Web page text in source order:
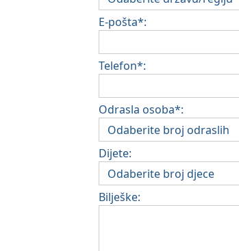
E-pošta*:
Telefon*:
Odrasla osoba*:
Dijete:
Bilješke: